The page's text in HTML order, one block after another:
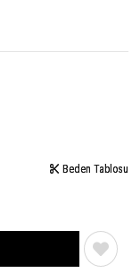
Beden Tablosu
Beden Tablosu